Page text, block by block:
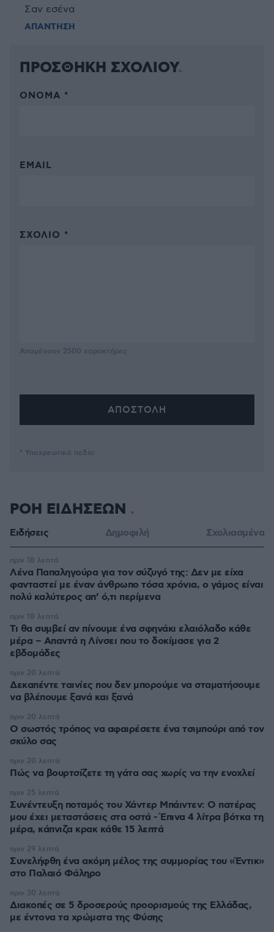
Σαν εσένα
ΑΠΑΝΤΗΣΗ
ΠΡΟΣΘΗΚΗ ΣΧΟΛΙΟΥ
ΌΝΟΜΑ *
EMAIL
ΣΧΌΛΙΟ *
Απομένουν 2500 χαρακτήρες
* Υποχρεωτικά πεδία
ΡΟΗ ΕΙΔΗΣΕΩΝ
Ειδήσεις Δημοφιλή Σχολιασμένα
Λένα Παπαληγούρα για τον σύζυγό της: Δεν με είχα
φανταστεί με έναν άνθρωπο τόσα χρόνια, ο γάμος είναι
πολύ καλύτερος απ’ ό,τι περίμενα
πριν 18 λεπτά
Τι θα συμβεί αν πίνουμε ένα σφηνάκι ελαιόλαδο κάθε
μέρα – Απαντά η Λίνσει που το δοκίμασε για 2
εβδομάδες
πριν 18 λεπτά
Δεκαπέντε ταινίες που δεν μπορούμε να σταματήσουμε
να βλέπουμε ξανά και ξανά
πριν 20 λεπτά
Ο σωστός τρόπος να αφαιρέσετε ένα τσιμπούρι από τον
σκύλο σας
πριν 20 λεπτά
Πώς να βουρτσίζετε τη γάτα σας χωρίς να την ενοχλεί
πριν 20 λεπτά
Συνέντευξη ποταμός του Χάντερ Μπάιντεν: Ο πατέρας
μου έχει μεταστάσεις στα οστά - Έπινα 4 λίτρα βότκα τη
μέρα, κάπνιζα κρακ κάθε 15 λεπτά
πριν 25 λεπτά
Συνελήφθη ένα ακόμη μέλος της συμμορίας του «Έντικ»
στο Παλαιό Φάληρο
πριν 29 λεπτά
Διακοπές σε 5 δροσερούς προορισμούς της Ελλάδας,
με έντονα τα χρώματα της Φύσης
πριν 30 λεπτά